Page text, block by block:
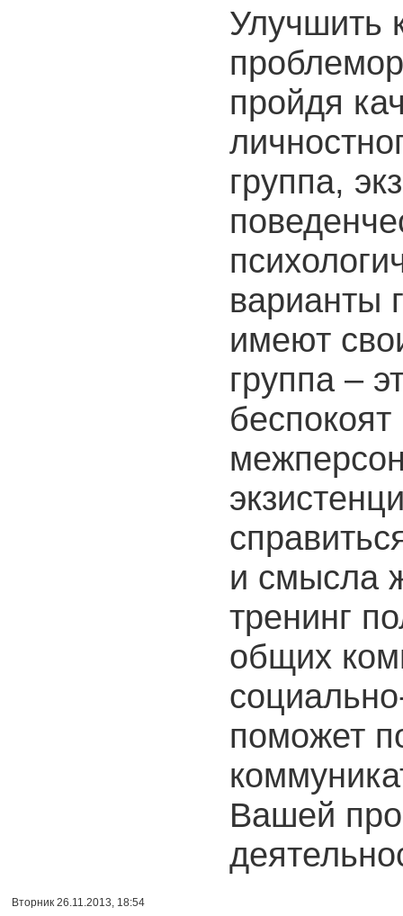
Улучшить
пройдя
группа,
варианты
имеют
группа –
и смысла
тренинг
общих
поможет
Вашей
Вторник 26.11.2013, 18:54